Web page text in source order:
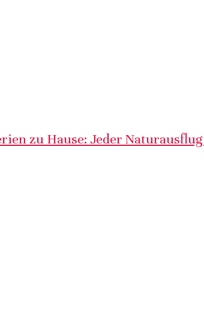
zu Hause: Jeder